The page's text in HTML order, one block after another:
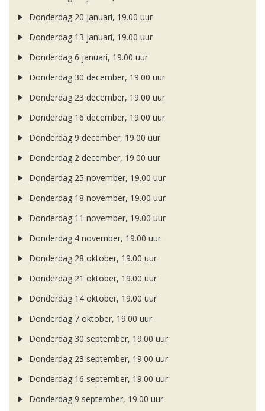
Donderdag 20 januari, 19.00 uur
Donderdag 13 januari, 19.00 uur
Donderdag 6 januari, 19.00 uur
Donderdag 30 december, 19.00 uur
Donderdag 23 december, 19.00 uur
Donderdag 16 december, 19.00 uur
Donderdag 9 december, 19.00 uur
Donderdag 2 december, 19.00 uur
Donderdag 25 november, 19.00 uur
Donderdag 18 november, 19.00 uur
Donderdag 11 november, 19.00 uur
Donderdag 4 november, 19.00 uur
Donderdag 28 oktober, 19.00 uur
Donderdag 21 oktober, 19.00 uur
Donderdag 14 oktober, 19.00 uur
Donderdag 7 oktober, 19.00 uur
Donderdag 30 september, 19.00 uur
Donderdag 23 september, 19.00 uur
Donderdag 16 september, 19.00 uur
Donderdag 9 september, 19.00 uur